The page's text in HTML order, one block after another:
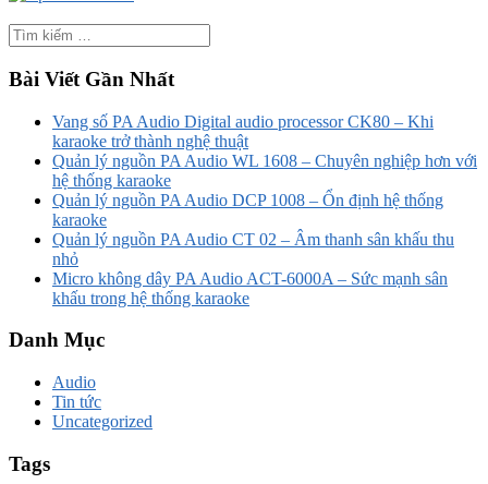
Bài Viết Gần Nhất
Vang số PA Audio Digital audio processor CK80 – Khi
karaoke trở thành nghệ thuật
Quản lý nguồn PA Audio WL 1608 – Chuyên nghiệp hơn với
hệ thống karaoke
Quản lý nguồn PA Audio DCP 1008 – Ổn định hệ thống
karaoke
Quản lý nguồn PA Audio CT 02 – Âm thanh sân khấu thu
nhỏ
Micro không dây PA Audio ACT-6000A – Sức mạnh sân
khấu trong hệ thống karaoke
Danh Mục
Audio
Tin tức
Uncategorized
Tags